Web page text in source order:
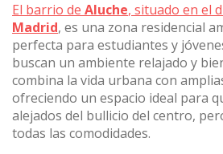
El barrio de Aluche, situado en el
Madrid, es una zona residencial
perfecta para estudiantes y
buscan un ambiente relajado y
combina la vida urbana con
ofreciendo un espacio ideal para
alejados del bullicio del centro,
todas las comodidades.